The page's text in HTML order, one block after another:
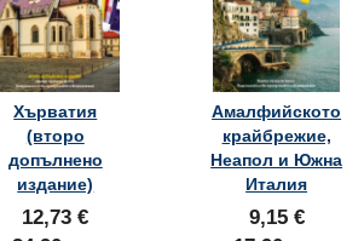
Хърватия
(второ
допълнено
издание)
12,73 €
Амалфийското
крайбрежие,
Неапол и Южна
Италия
9,15 €